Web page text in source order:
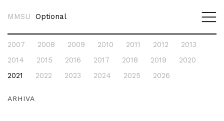
MMSU Optional
Nema aktualnih izložbi.
Nema izložbi u najavi.
2007 2008 2009 2010 2011 2012
2013
2014
2015 2016 2017 2018 2019
2020
2021
2022 2023 2024 2025 2026
ARHIVA